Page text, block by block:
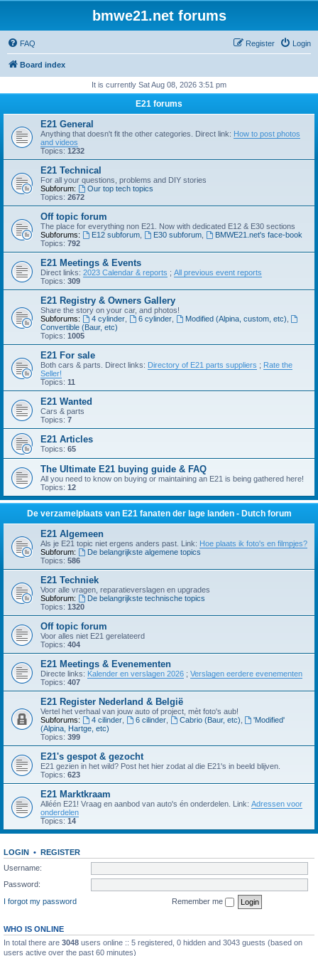
bmwe21.net forums
FAQ Login
Register
Board index
It is currently Sat Aug 08, 2026 3:51 pm
E21 forums
E21 General
Anything that doesn't fit the other categories. Direct link: How to post photos
and videos
Topics: 1232
E21 Technical
For all your questions, problems and DIY stories
Subforum:
Our top tech topics
Topics: 2672
Off topic forum
The place for everything non E21. Now with dedicated E12 & E30 sections
Subforums:
E12 subforum, E30 subforum,
BMWE21.net's face-book
Topics: 792
E21 Meetings & Events
Direct links: 2023 Calendar & reports ; All previous event reports
Topics: 309
E21 Registry & Owners Gallery
Share the story on your car, and photos!
Subforums:
4 cylinder, 6 cylinder, Modified (Alpina, custom, etc)
Convertible (Baur, etc)
Topics: 1005
E21 For sale
Both cars & parts. Direct links: Directory of E21 parts suppliers ; Rate the
Seller!
Topics: 11
E21 Wanted
Cars & parts
Topics: 7
E21 Articles
Topics: 65
The Ultimate E21 buying guide & FAQ
All you need to know on buying or maintaining an E21 is being gathered here!
Topics: 12
De verzamelplaats van E21 fanaten der lage landen - Dutch forum
E21 Algemeen
Als je E21 topic niet ergens anders past. Link: Hoe plaats ik foto's en filmpjes?
Subforum:
De belangrijkste algemene topics
Topics: 586
E21 Techniek
Voor alle vragen, reparatieverslagen en upgrades
Subforum:
De belangrijkste technische topics
Topics: 1320
Off topic forum
Voor alles niet E21 gerelateerd
Topics: 404
E21 Meetings & Evenementen
Directe links: Kalender en verslagen 2026 ; Verslagen eerdere evenementen
Topics: 407
E21 Register Nederland & België
Vertel het verhaal van jouw auto of project, mèt foto's aub!
Subforums:
4 cilinder, 6 cilinder, Cabrio (Baur, etc)
'Modified'
(Alpina, Hartge, etc)
Topics: 399
E21's gespot & gezocht
E21 gezien in het wild? Post het hier zodat al die E21's in beeld blijven.
Topics: 623
E21 Marktkraam
Alléén E21! Vraag en aanbod van auto's én onderdelen. Link: Adressen voor
onderdelen
Topics: 14
LOGIN • REGISTER
Username:
Password:
I forgot my password
Remember me
WHO IS ONLINE
In total there are 3048 users online :: 5 registered, 0 hidden and 3043 guests (based on
users active over the past 60 minutes)